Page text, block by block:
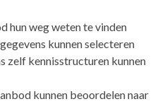
hun weg weten te vinden
kunnen selecteren
zelf kennisstructuren kunnen
kunnen beoordelen naar